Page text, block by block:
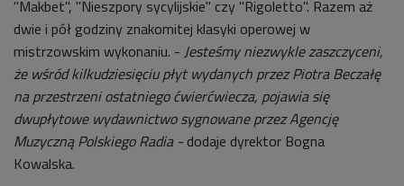
"Makbet", "Nieszpory sycylijskie" czy "Rigoletto". Razem aż
dwie i pół godziny znakomitej klasyki operowej w
mistrzowskim wykonaniu. - Jesteśmy niezwykle zaszczyceni,
że wśród kilkudziesięciu płyt wydanych przez Piotra Beczałę
na przestrzeni ostatniego ćwierćwiecza, pojawia się
dwupłytowe wydawnictwo sygnowane przez Agencję
Muzyczną Polskiego Radia - dodaje dyrektor Bogna
Kowalska.